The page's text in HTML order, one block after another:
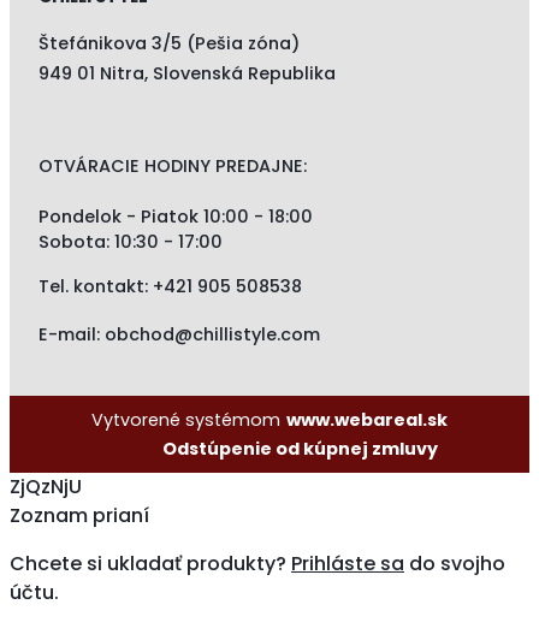
Štefánikova 3/5 (Pešia zóna)
949 01 Nitra, Slovenská Republika
OTVÁRACIE HODINY PREDAJNE:
Pondelok - Piatok 10:00 - 18:00
Sobota: 10:30 - 17:00
Tel. kontakt: +421 905 508538
E-mail: obchod@chillistyle.com
Vytvorené systémom www.webareal.sk
Odstúpenie od kúpnej zmluvy
ZjQzNjU
Zoznam prianí
Chcete si ukladať produkty? Prihláste sa do svojho
účtu.